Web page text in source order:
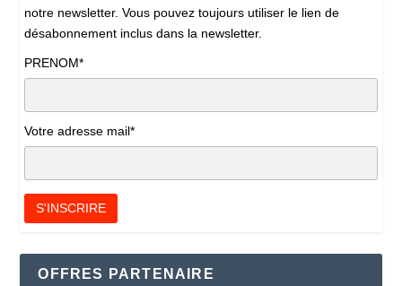
notre newsletter. Vous pouvez toujours utiliser le lien de
désabonnement inclus dans la newsletter.
PRENOM*
Votre adresse mail*
OFFRES PARTENAIRE